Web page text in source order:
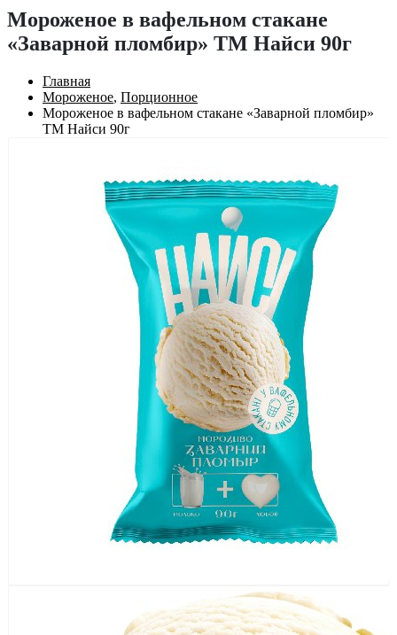
Мороженое в вафельном стакане
«Заварной пломбир» ТМ Найси 90г
Главная
Мороженое, Порционное
Мороженое в вафельном стакане «Заварной пломбир»
ТМ Найси 90г